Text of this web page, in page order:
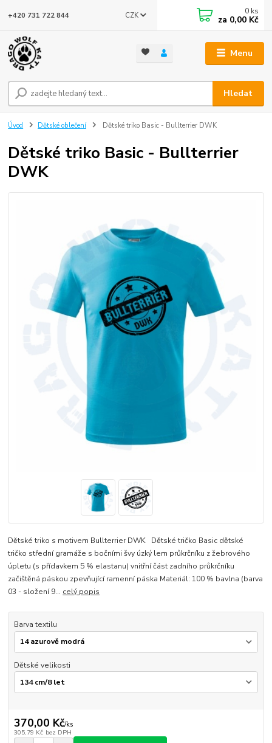
Menu
CZK
Hledat
+420 731 722 844 0 ks
za 0,00 Kč
Úvod Dětské oblečení Dětské triko Basic - Bullterrier DWK
Dětské triko Basic - Bullterrier
DWK
Dětské triko s motivem Bullterrier DWK Dětské tričko Basic dětské
tričko střední gramáže s bočními švy úzký lem průkrčníku z žebrového
úpletu (s přídavkem 5 % elastanu) vnitřní část zadního průkrčníku
začištěná páskou zpevňující ramenní páska Materiál: 100 % bavlna (barva
03 - složení 9... celý popis
Barva textilu
Dětské velikosti
370,00 Kč/ks
305,79 Kč bez DPH